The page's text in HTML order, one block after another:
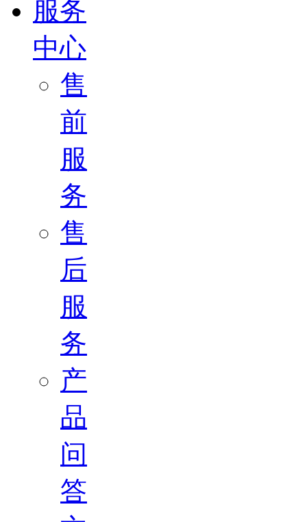
服务
中心
售
前
服
务
售
后
服
务
产
品
问
答